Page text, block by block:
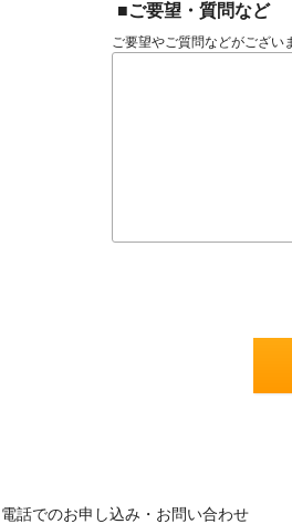
■ご要望・質問など
ご要望やご質問などがござい
電話でのお申し込み・お問い合わせ